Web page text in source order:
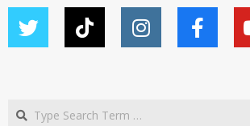
Search